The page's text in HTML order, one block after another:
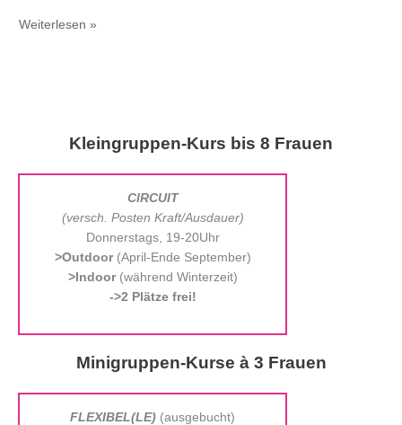
>10
Weiterlesen »
Kleingruppen-Kurs bis 8 Frauen
CIRCUIT
(versch. Posten Kraft/Ausdauer)
Donnerstags, 19-20Uhr
>Outdoor(April-Ende September)
>Indoor (während Winterzeit)
->2 Plätze frei!
Minigruppen-Kurse à 3 Frauen
FLEXIBEL(LE) (ausgebucht)